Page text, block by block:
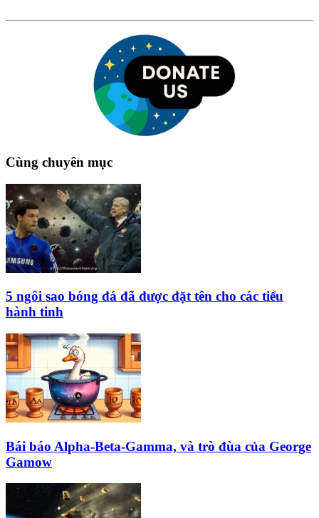
Cùng chuyên mục
5 ngôi sao bóng đá đã được đặt tên cho các tiểu
hành tinh
Bái báo Alpha-Beta-Gamma, và trò đùa của George
Gamow